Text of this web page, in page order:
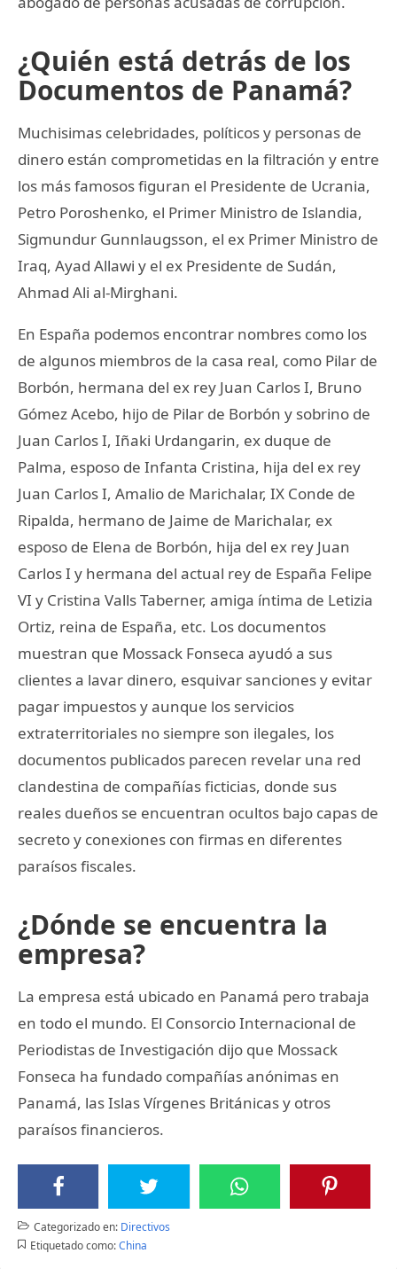
¿Quién está detrás de los
Documentos de Panamá?
Muchisimas celebridades, políticos y personas de
dinero están comprometidas en la filtración y entre
los más famosos figuran el Presidente de Ucrania,
Petro Poroshenko, el Primer Ministro de Islandia,
Sigmundur Gunnlaugsson, el ex Primer Ministro de
Iraq, Ayad Allawi y el ex Presidente de Sudán,
Ahmad Ali al-Mirghani.
En España podemos encontrar nombres como los
de algunos miembros de la casa real, como Pilar de
Borbón, hermana del ex rey Juan Carlos I, Bruno
Gómez Acebo, hijo de Pilar de Borbón y sobrino de
Juan Carlos I, Iñaki Urdangarin, ex duque de
Palma, esposo de Infanta Cristina, hija del ex rey
Juan Carlos I, Amalio de Marichalar, IX Conde de
Ripalda, hermano de Jaime de Marichalar, ex
esposo de Elena de Borbón, hija del ex rey Juan
Carlos I y hermana del actual rey de España Felipe
VI y Cristina Valls Taberner, amiga íntima de Letizia
Ortiz, reina de España, etc. Los documentos
muestran que Mossack Fonseca ayudó a sus
clientes a lavar dinero, esquivar sanciones y evitar
pagar impuestos y aunque los servicios
extraterritoriales no siempre son ilegales, los
documentos publicados parecen revelar una red
clandestina de compañías ficticias, donde sus
reales dueños se encuentran ocultos bajo capas de
secreto y conexiones con firmas en diferentes
paraísos fiscales.
¿Dónde se encuentra la
empresa?
La empresa está ubicado en Panamá pero trabaja
en todo el mundo. El Consorcio Internacional de
Periodistas de Investigación dijo que Mossack
Fonseca ha fundado compañías anónimas en
Panamá, las Islas Vírgenes Británicas y otros
paraísos financieros.
Categorizado en: Directivos
Etiquetado como: China